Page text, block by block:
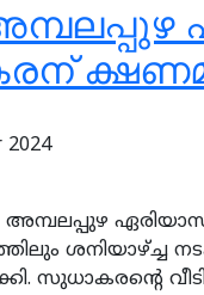
2024
അമ്പലപ്പുഴ
ശനിയാഴ്ച്ച
സുധാകരന്റെ